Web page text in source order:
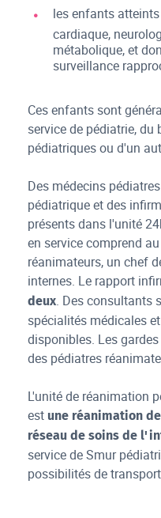
les enfants
cardiaque,
métabolique, et
surveillance
Ces enfants sont
service de pédiatrie, du
pédiatriques ou d'un
Des médecins
pédiatrique et des
présents dans l'unité
en service comprend
réanimateurs, un chef
internes. Le rapport
deux. Des consultants
spécialités médicales
disponibles. Les
des pédiatres
L'unité de réanimation
est une réanimation
réseau de soins de
service de Smur
possibilités de